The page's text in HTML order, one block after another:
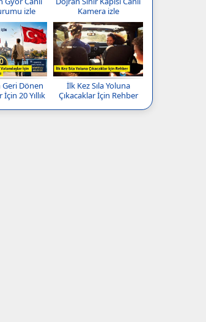
izle
Kamera izle
Geri Dönen
20 Yıllık
İlk Kez Sıla Yoluna
Çıkacaklar İçin Rehber